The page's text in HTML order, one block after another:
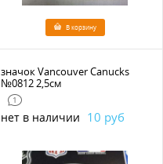
В корзину
значок Vancouver Canucks
№0812 2,5см
1
нет в наличии 10 руб